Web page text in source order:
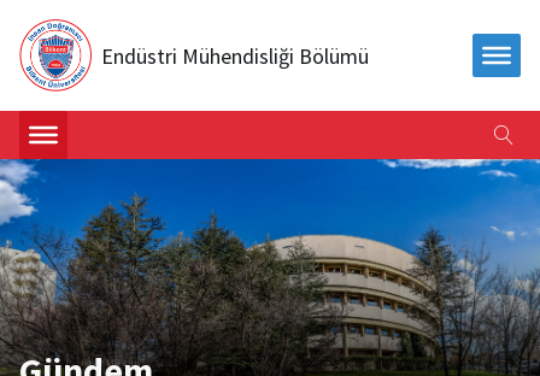
Endüstri Mühendisliği Bölümü